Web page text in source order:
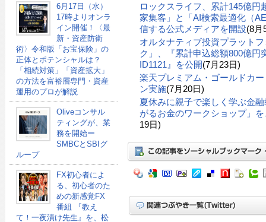
6月17日（水）
17時よりオンラ
イン開催！〈最
新・資産防衛
術〉令和版「お宝保険」の
正体とポテンシャルは？
「相続対策」「資産拡大」
の方法を富裕層専門・資産
運用のプロが解説
Oliveコンサル
ティングが、業
務を開始ー
SMBCとSBIグ
ループ
FX初心者によ
る、初心者のた
めの新感覚FX
番組 『教え
て！一夜漬け先生』を、松
ロックスライフ、累計145億円
家集客」と「AI検索最適化（
信する公式メディアを開設(8月
オルタナティブ投資プラット
ク」、『累計申込総額800億円
ID1121』を公開(7月23日)
楽天プレミアム・ゴールドカ
ン実施(7月20日)
夏休みに親子で楽しく学ぶ金
がるお金のワークショップ」
19日)